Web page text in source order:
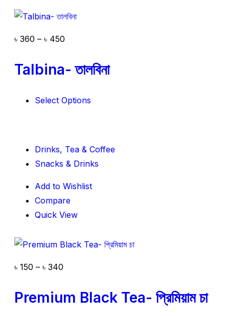
৳ 360 – ৳ 450
Talbina- তালবিনা
Select Options
Drinks, Tea & Coffee
Snacks & Drinks
Add to Wishlist
Compare
Quick View
৳ 150 – ৳ 340
Premium Black Tea- প্রিমিয়াম চা